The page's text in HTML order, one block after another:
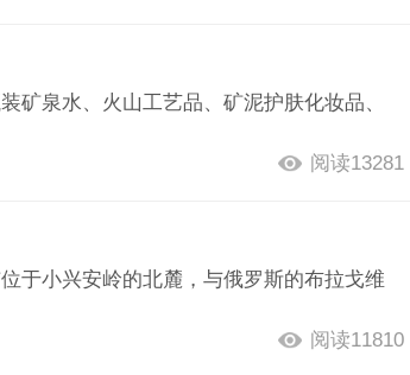
矿泉水、火山工艺品、矿泥护肤化妆品、
阅读13281
于小兴安岭的北麓，与俄罗斯的布拉戈维
阅读11810